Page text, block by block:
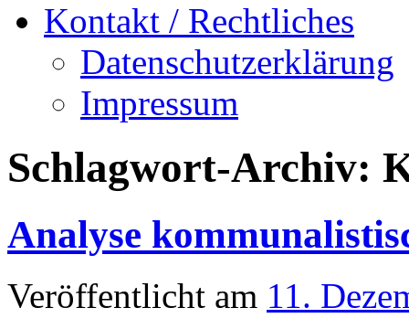
Kontakt / Rechtliches
Datenschutzerklärung
Impressum
Schlagwort-Archiv:
Analyse
Veröffentlicht am 11.